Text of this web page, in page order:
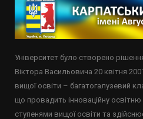
Університет було створено
Віктора Васильовича 20 квітня
вищої освіти – багатогалузевий
що провадить інноваційну освітню
ступенями вищої освіти та